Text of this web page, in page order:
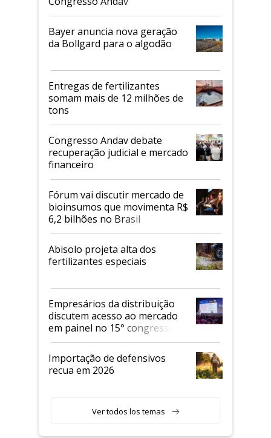
Bayer anuncia nova geração
da Bollgard para o algodão
Entregas de fertilizantes
somam mais de 12 milhões de
tons
Congresso Andav debate
recuperação judicial e mercado
financeiro
Fórum vai discutir mercado de
bioinsumos que movimenta R$
6,2 bilhões no Brasil
Abisolo projeta alta dos
fertilizantes especiais
Empresários da distribuição
discutem acesso ao mercado
em painel no 15° congresso
Andav
Importação de defensivos
recua em 2026
Ver todos los temas